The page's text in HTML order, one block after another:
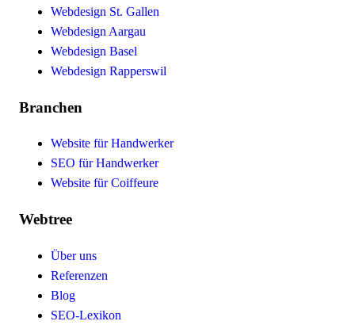
Webdesign St. Gallen
Webdesign Aargau
Webdesign Basel
Webdesign Rapperswil
Branchen
Website für Handwerker
SEO für Handwerker
Website für Coiffeure
Webtree
Über uns
Referenzen
Blog
SEO-Lexikon